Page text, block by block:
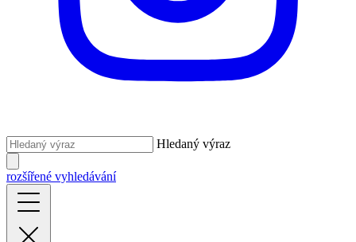
Hledaný výraz
rozšířené vyhledávání